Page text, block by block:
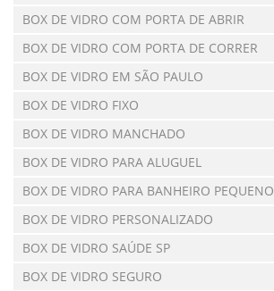
BOX DE VIDRO COM PORTA DE ABRIR
BOX DE VIDRO COM PORTA DE CORRER
BOX DE VIDRO EM SÃO PAULO
BOX DE VIDRO FIXO
BOX DE VIDRO MANCHADO
BOX DE VIDRO PARA ALUGUEL
BOX DE VIDRO PARA BANHEIRO PEQUENO
BOX DE VIDRO PERSONALIZADO
BOX DE VIDRO SAÚDE SP
BOX DE VIDRO SEGURO